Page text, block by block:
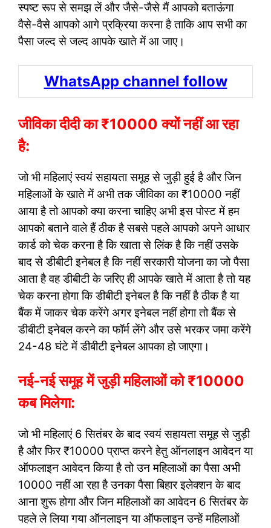
स्पष्ट रूप से समझ लें और जैसे-जैसे मैं आपको बताऊंगा
वैसे-वैसे आपको आगे प्रक्रिया करना है ताकि आप सभी का
पैसा जल्द से जल्द आपके खाते में आ जाए।
WhatsApp channel follow
जीविका दीदी का ₹10000 क्यों नहीं आ रहा
है:
जो भी महिलाएं स्वयं सहायता समूह से जुड़ी हुई है और जिन
महिलाओं के खाते में अभी तक जीविका का ₹10000 नहीं
आया है तो आपको क्या करना चाहिए अभी इस पोस्ट में हम
आपको बताने वाले हैं ठीक है सबसे पहले आपको अपने आधार
कार्ड को चेक करना है कि खाता से लिंक है कि नहीं उसके
बाद से डीबीटी इनेबल है कि नहीं सरकारी योजना का जो पैसा
आता है वह डीबीटी के जरिए ही आपके खाते में आता है तो यह
चेक करना होगा कि डीबीटी इनेबल है कि नहीं है ठीक है या
बैंक में जाकर चेक करेंगे अगर इनेबल नहीं होगा तो बैंक से
डीबीटी इनेबल करने का फॉर्म लेंगे और उसे भरकर जमा करेंगे
24-48 घंटे में डीबीटी इनेबल आपका हो जाएगा।
नई-नई समूह में जुड़ी महिलाओं को ₹10000
कब मिलेगा:
जो भी महिलाएं 6 सितंबर के बाद स्वयं सहायता समूह से जुड़ी
है और फिर ₹10000 प्राप्त करने हेतु ऑनलाइन आवेदन या
ऑफलाइन आवेदन किया है तो उन महिलाओं का पैसा अभी
10000 नहीं आ रहा है उनका पैसा बिहार इलेक्शन के बाद
आना शुरू होगा और जिन महिलाओं का आवेदन 6 सितंबर के
पहले ले लिया गया ऑनलाइन या ऑफलाइन उन्हें महिलाओं